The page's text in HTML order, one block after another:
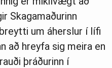
Skagamaðurinn
um áherslur í lífi
að hreyfa sig meira en
þráðurinn í